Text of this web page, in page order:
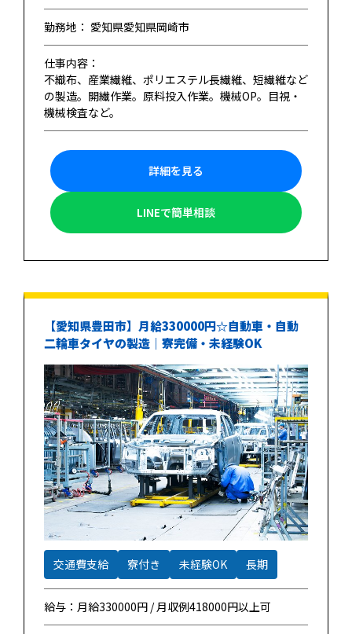
勤務地： 愛知県愛知県岡崎市
仕事内容：
不織布、産業繊維、ポリエステル長繊維、短繊維など
の製造。開繊作業。原料投入作業。機械OP。目視・
機械検査など。
詳細を見る
LINEで簡単相談
【愛知県豊田市】月給330000円☆自動車・自動
二輪車タイヤの製造｜寮完備・未経験OK
交通費支給 寮付き 未経験OK 長期
給与：月給330000円 / 月収例418000円以上可